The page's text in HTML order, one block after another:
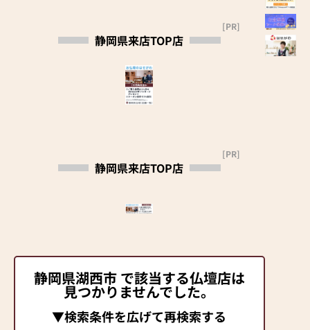
静岡県来店TOP店
[PR]
静岡県来店TOP店
[PR]
静岡県湖西市 で該当する仏壇店は
見つかりませんでした。
▼検索条件を広げて再検索する